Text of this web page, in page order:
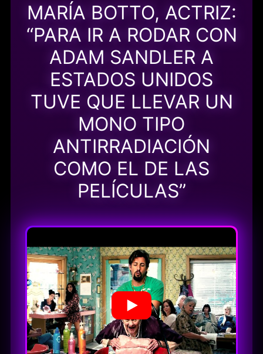
MARÍA BOTTO, ACTRIZ:
“PARA IR A RODAR CON
ADAM SANDLER A
ESTADOS UNIDOS
TUVE QUE LLEVAR UN
MONO TIPO
ANTIRRADIACIÓN
COMO EL DE LAS
PELÍCULAS”